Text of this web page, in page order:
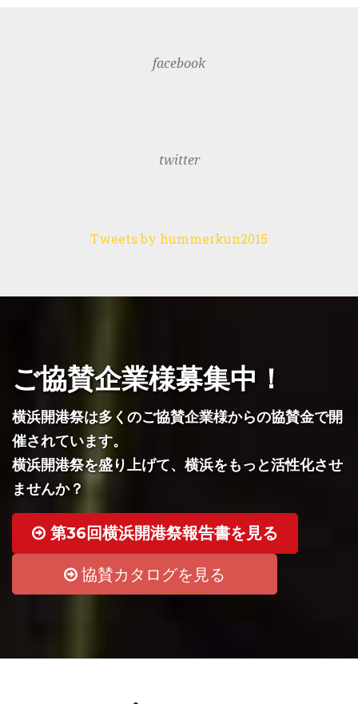
facebook
twitter
Tweets by hummerkun2015
ご協賛企業様募集中！
横浜開港祭は多くのご協賛企業様からの協賛金で開
催されています。
横浜開港祭を盛り上げて、横浜をもっと活性化させ
ませんか？
第36回横浜開港祭報告書を見る
協賛カタログを見る